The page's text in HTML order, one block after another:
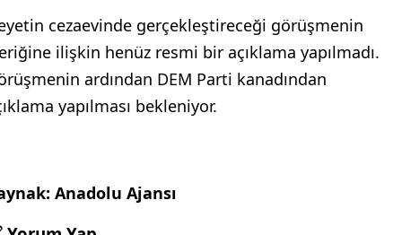
cezaevinde gerçekleştireceği görüşmenin
ilişkin henüz resmi bir açıklama yapılmadı.
ardından DEM Parti kanadından
yapılması bekleniyor.
Anadolu Ajansı